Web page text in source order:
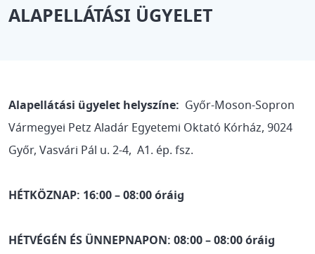
ALAPELLÁTÁSI ÜGYELET
Alapellátási ügyelet helyszíne: Győr-Moson-Sopron
Vármegyei Petz Aladár Egyetemi Oktató Kórház, 9024
Győr, Vasvári Pál u. 2-4, A1. ép. fsz.
HÉTKÖZNAP: 16:00 – 08:00 óráig
HÉTVÉGÉN ÉS ÜNNEPNAPON: 08:00 – 08:00 óráig